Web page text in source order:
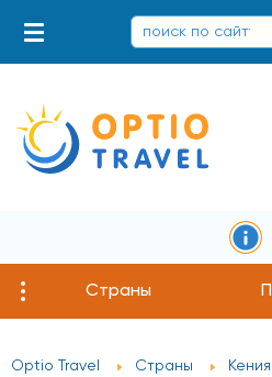
Страны
Optio Travel Страны Кения